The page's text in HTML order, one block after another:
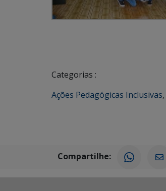
Categorias :
Ações Pedagógicas Inclusivas,
Compartilhe: